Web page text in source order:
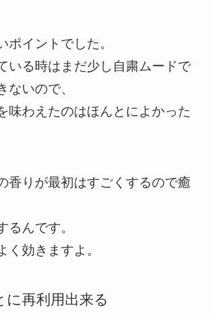
ポイントでした。
いる時はまだ少し自粛ムードで
ないので、
味わえたのはほんとによかった
香りが最初はすごくするので癒
るんです。
く効きますよ。
に再利用出来る